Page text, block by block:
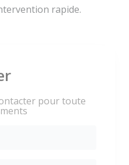
rapide.
pour toute